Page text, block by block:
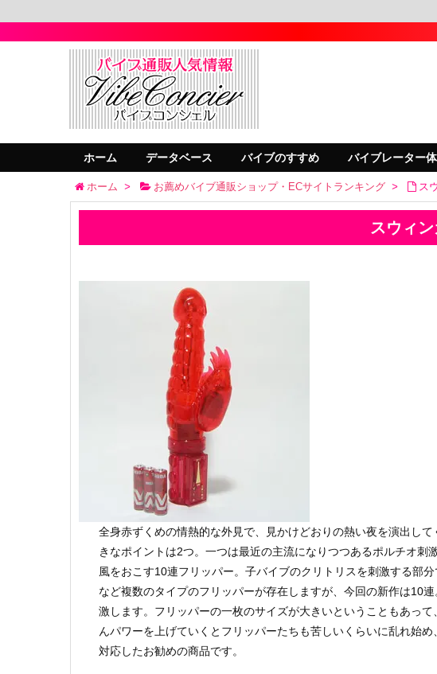
ホーム データベース バイブのすすめ バイブレーター
ホーム > お薦めバイブ通販ショップ・ECサイトランキング > ス
スウィ
全身赤ずくめの情熱的な外見で、見かけどおりの熱い夜を演出し
きなポイントは2つ。一つは最近の主流になりつつあるポルチオ
風をおこす10連フリッパー。子バイブのクリトリスを刺激する部
など複数のタイプのフリッパーが存在しますが、今回の新作は10
激します。フリッパーの一枚のサイズが大きいということもあっ
んパワーを上げていくとフリッパーたちも苦しいくらいに乱れ始
対応したお勧めの商品です。